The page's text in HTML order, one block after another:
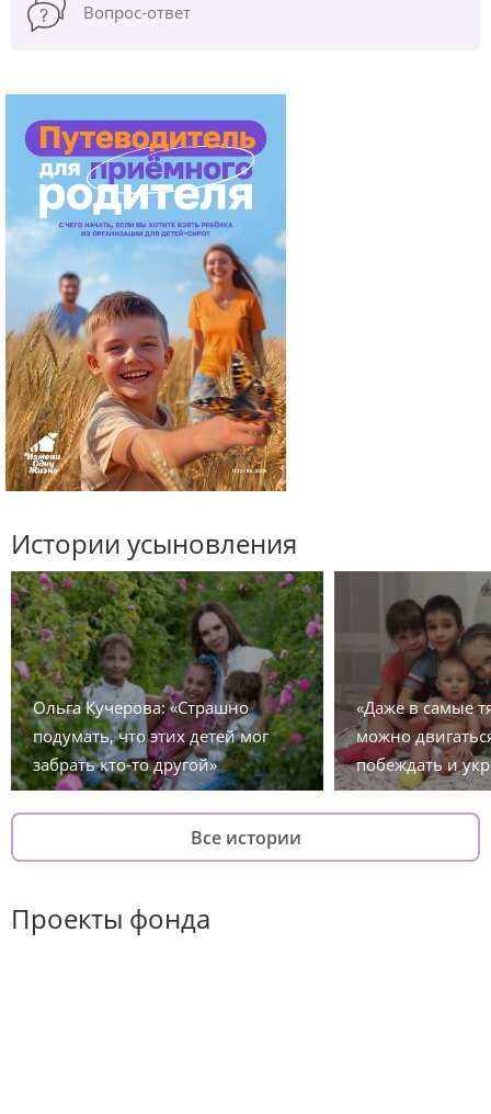
Вопрос-ответ
Истории усыновления
Ольга Кучерова: «Страшно
подумать, что этих детей мог
забрать кто-то другой»
«Даже в самые
можно
побеждать и
Все истории
Проекты фонда